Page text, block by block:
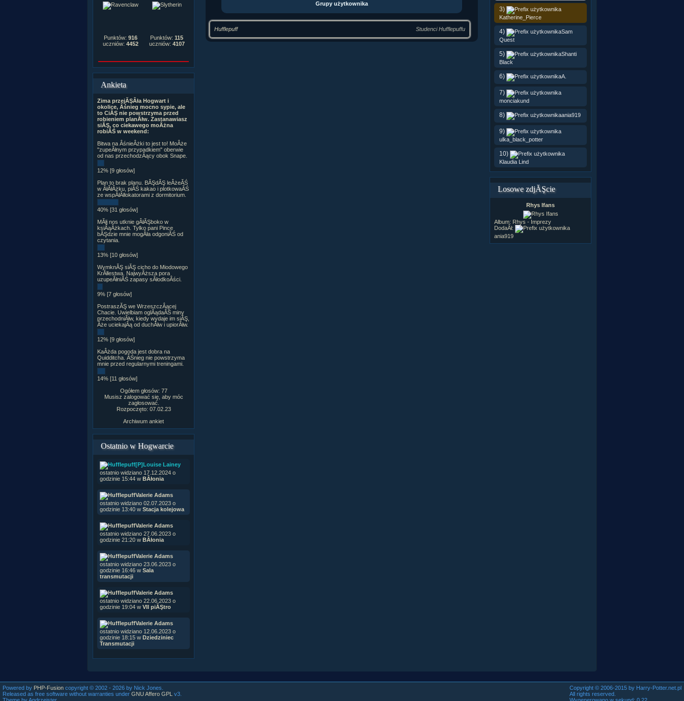
Punktów: 916
uczniów: 4452
Punktów: 115
uczniów: 4107
Ankieta
Zima przejĂŞÂła Hogwart i
okolice, Âśnieg mocno sypie, ale
to CiĂŞ nie powstrzyma przed
robieniem planĂłw. Zastanawiasz
siĂŞ, co ciekawego moÂżna
robiĂŚ w weekend:
Bitwa na ÂśnieÂżki to jest to! MoÂże
"zupeÂłnym przypadkiem" oberwie
od nas przechodzÂący obok Snape.
12% [9 głosów]
Plan to brak planu. BĂŞdĂŞ leÂżeĂŚ
w ÂłĂłÂżku, piĂŚ kakao i plotkowaĂŚ
ze wspĂłÂłlokatorami z dormitorium.
40% [31 głosów]
MĂłj nos utknie gÂłĂŞboko w
ksiÂąÂżkach. Tylko pani Pince
bĂŞdzie mnie mogÂła odgoniĂŚ od
czytania.
13% [10 głosów]
WymknĂŞ siĂŞ cicho do Miodowego
KrĂłlestwa. NajwyÂższa pora
uzupeÂłniĂŚ zapasy sÂłodkoÂści.
9% [7 głosów]
PostraszĂŞ we WrzeszczÂącej
Chacie. Uwielbiam oglÂądaĂŚ miny
przechodniĂłw, kiedy wydaje im siĂŞ,
Âże uciekajÂą od duchĂłw i upiorĂłw.
12% [9 głosów]
KaÂżda pogoda jest dobra na
Quidditcha. ÂŚnieg nie powstrzyma
mnie przed regularnymi treningami.
14% [11 głosów]
Ogółem głosów: 77
Musisz zalogować się, aby móc
zagłosować.
Rozpoczęto: 07.02.23
Archiwum ankiet
Ostatnio w Hogwarcie
[P]Louise Lainey
ostatnio widziano 17.12.2024 o
godzinie 15:44 w BÂłonia
Valerie Adams
ostatnio widziano 02.07.2023 o
godzinie 13:40 w Stacja kolejowa
Valerie Adams
ostatnio widziano 27.06.2023 o
godzinie 21:20 w BÂłonia
Valerie Adams
ostatnio widziano 23.06.2023 o
godzinie 16:46 w Sala
transmutacji
Valerie Adams
ostatnio widziano 22.06.2023 o
godzinie 19:04 w VII piĂŞtro
Valerie Adams
ostatnio widziano 12.06.2023 o
godzinie 18:15 w Dziedziniec
Transmutacji
Grupy użytkownika
Hufflepuff Studenci Hufflepuffu
3)
Katherine_Pierce
4)
Sam
Quest
5)
Shanti
Black
6) A.
7)
monciakund
8) ania919
9)
ulka_black_potter
10)
Klaudia Lind
Losowe zdjĂŞcie
Rhys Ifans
Album: Rhys - Imprezy
DodaÂł:
ania919
Powered by PHP-Fusion copyright © 2002 - 2026 by Nick Jones.
Released as free software without warranties under GNU Affero GPL
v3.
Copyright © 2006-2015 by Harry-Potter.net.pl
All rights reserved.